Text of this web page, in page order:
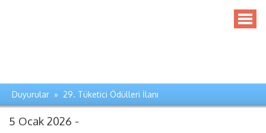
Duyurular » 29. Tüketici Ödülleri İlanı
5 Ocak 2026 -